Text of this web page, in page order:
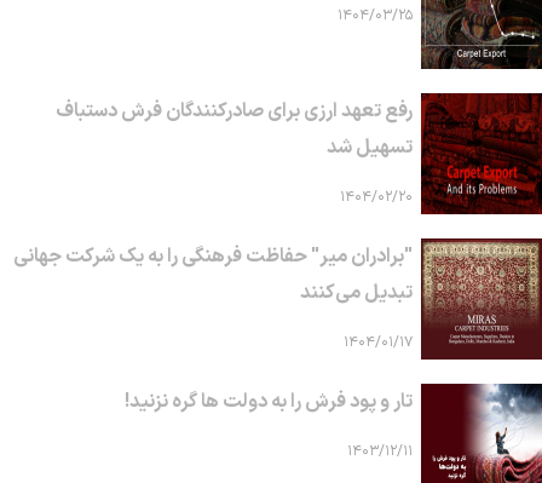
۱۴۰۴/۰۳/۲۵
رفع تعهد ارزی برای صادرکنندگان فرش دستباف
تسهیل شد
۱۴۰۴/۰۲/۲۰
"برادران میر" حفاظت فرهنگی را به یک شرکت جهانی
تبدیل می‌کنند
۱۴۰۴/۰۱/۱۷
تار و پود فرش را به دولت ها گره نزنید!
۱۴۰۳/۱۲/۱۱